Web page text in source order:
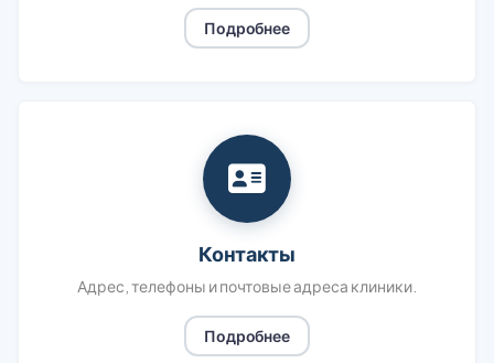
Подробнее
Контакты
Адрес, телефоны и почтовые адреса клиники.
Подробнее